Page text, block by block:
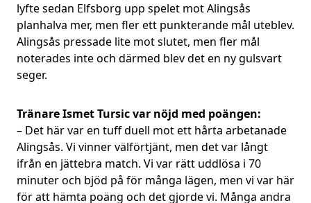
lyfte sedan Elfsborg upp spelet mot Alingsås
planhalva mer, men fler ett punkterande mål uteblev.
Alingsås pressade lite mot slutet, men fler mål
noterades inte och därmed blev det en ny gulsvart
seger.
Tränare Ismet Tursic var nöjd med poängen:
– Det här var en tuff duell mot ett hårta arbetanade
Alingsås. Vi vinner välförtjänt, men det var långt
ifrån en jättebra match. Vi var rätt uddlösa i 70
minuter och bjöd på för många lägen, men vi var här
för att hämta poäng och det gjorde vi. Många andra